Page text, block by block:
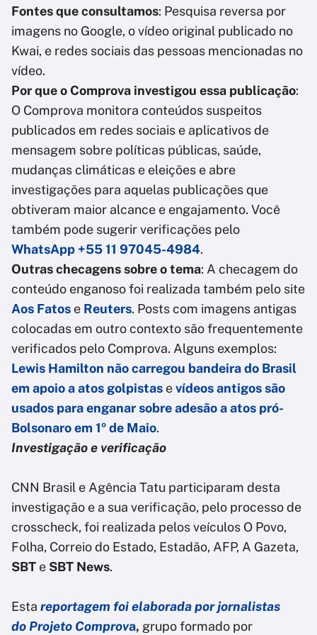
Fontes que consultamos: Pesquisa reversa por
imagens no Google, o vídeo original publicado no
Kwai, e redes sociais das pessoas mencionadas no
vídeo.
Por que o Comprova investigou essa publicação:
O Comprova monitora conteúdos suspeitos
publicados em redes sociais e aplicativos de
mensagem sobre políticas públicas, saúde,
mudanças climáticas e eleições e abre
investigações para aquelas publicações que
obtiveram maior alcance e engajamento. Você
também pode sugerir verificações pelo
WhatsApp +55 11 97045-4984.
Outras checagens sobre o tema: A checagem do
conteúdo enganoso foi realizada também pelo site
Aos Fatos e Reuters. Posts com imagens antigas
colocadas em outro contexto são frequentemente
verificados pelo Comprova. Alguns exemplos:
Lewis Hamilton não carregou bandeira do Brasil
em apoio a atos golpistas evídeos antigos são
usados para enganar sobre adesão a atos pró-
Bolsonaro em 1º de Maio.
Investigação e verificação
CNN Brasil e Agência Tatu participaram desta
investigação e a sua verificação, pelo processo de
crosscheck, foi realizada pelos veículos O Povo,
Folha, Correio do Estado, Estadão, AFP, A Gazeta,
SBT e SBT News.
Esta reportagem foi elaborada por jornalistas
do Projeto Comprova, grupo formado por